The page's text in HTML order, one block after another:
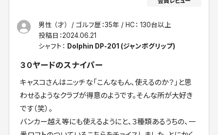
男性 （才） ゴルフ歴：35年
HC： 130台以上
投稿日：2024.06.21
シャフト： Dolphin DP-201 (ジャンボグリップ)
３０ヤードのスナイパー
キャスコさんはニッチな「こんなもん、使えるのか？」と思
わせるようなクラブが得意のようです。そんな所が大好き
です（笑）。
バンカー越え等にも使えるようにと、３種類あるうちの、一